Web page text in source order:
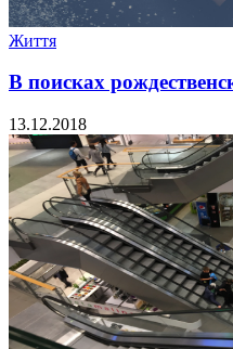
Життя
В поисках
13.12.2018